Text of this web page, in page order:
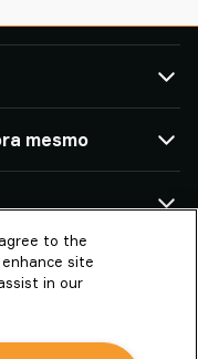
mesmo
redor do mundo
to the
site
in our